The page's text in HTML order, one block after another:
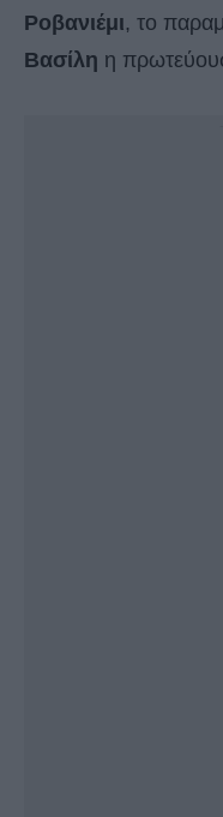
Ροβανιέμι, το
Βασίλη η